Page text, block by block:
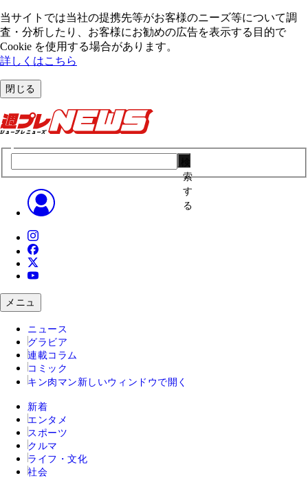
当サイトでは当社の提携先等がお客様のニーズ等について調
査・分析したり、お客様にお勧めの広告を表⽰する⽬的で
Cookie を使⽤する場合があります。
詳しくはこちら
閉じる
索
す
る
メニュ
ニュース
グラビア
連載コラム
コミック
キン肉マン 新しいウィンドウで開く
新着
エンタメ
スポーツ
クルマ
ライフ・文化
社会